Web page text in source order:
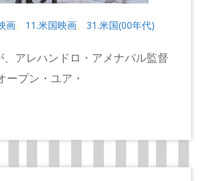
画 11.米国映画 、31.米国(00年代)
、アレハンドロ・アメナバル監督
ープン・ユア・